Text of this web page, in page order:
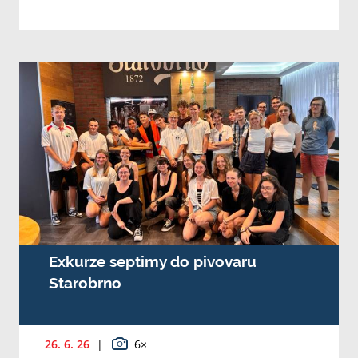
Exkurze septimy do pivovaru
Starobrno
26. 6. 26 | 6×